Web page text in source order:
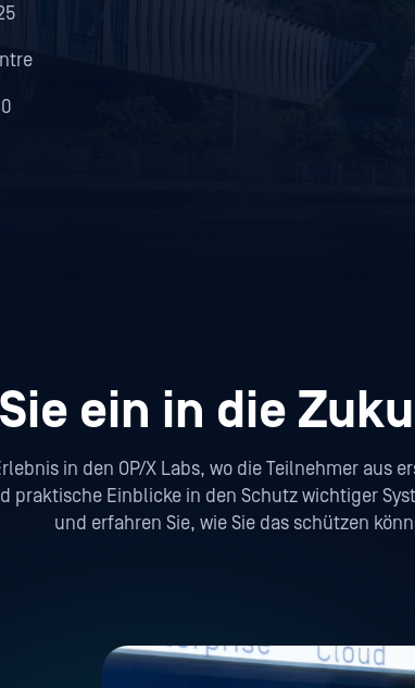
ein in die
in den OP/X Labs, wo die Teilnehmer aus
Einblicke in den Schutz wichtiger
und erfahren Sie, wie Sie das schützen